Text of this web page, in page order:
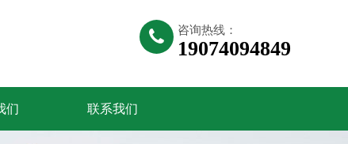
咨询热线：
19074094849
们 联系我们